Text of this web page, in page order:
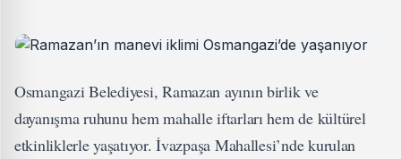
Osmangazi Belediyesi, Ramazan ayının birlik ve
dayanışma ruhunu hem mahalle iftarları hem de kültürel
etkinliklerle yaşatıyor. İvazpaşa Mahallesi’nde kurulan